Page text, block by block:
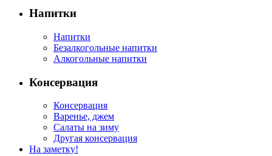
Напитки
Напитки
Безалкогольные напитки
Алкогольные напитки
Консервация
Консервация
Варенье, джем
Салаты на зиму
Другая консервация
На заметку!